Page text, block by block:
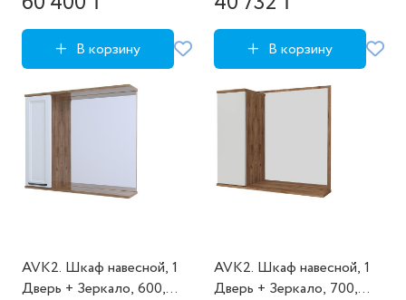
В корзину В корзину
AVK2. Шкаф навесной, 1
Дверь + Зеркало, 600,
AVK2. Шкаф навесной, 1
Дверь + Зеркало, 700,